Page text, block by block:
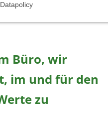
Büro, wir
im und für den
zu